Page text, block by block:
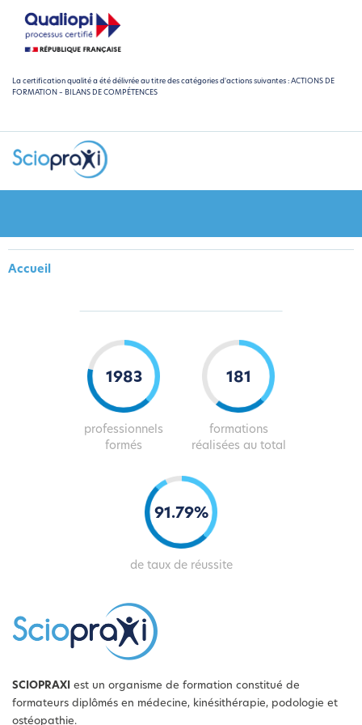
La certification qualité a été délivrée au titre des catégories d'actions suivantes : ACTIONS DE
FORMATION – BILANS DE COMPÉTENCES
Accueil
2013
professionnels
formés
184
formations
réalisées au total
93.80%
de taux de réussite
SCIOPRAXI
est un organisme de formation constitué de
formateurs diplômés en médecine, kinésithérapie, podologie et
ostéopathie.